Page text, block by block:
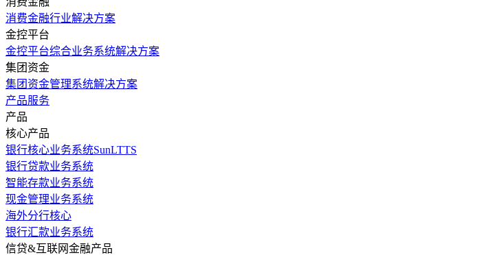
消费金融行业解决方案
金控平台
金控平台综合业务系统解决方案
集团资金
集团资金管理系统解决方案
产品服务
产品
核心产品
银行核心业务系统SunLTTS
银行贷款业务系统
智能存款业务系统
现金管理业务系统
海外分行核心
银行汇款业务系统
信贷&互联网金融产品